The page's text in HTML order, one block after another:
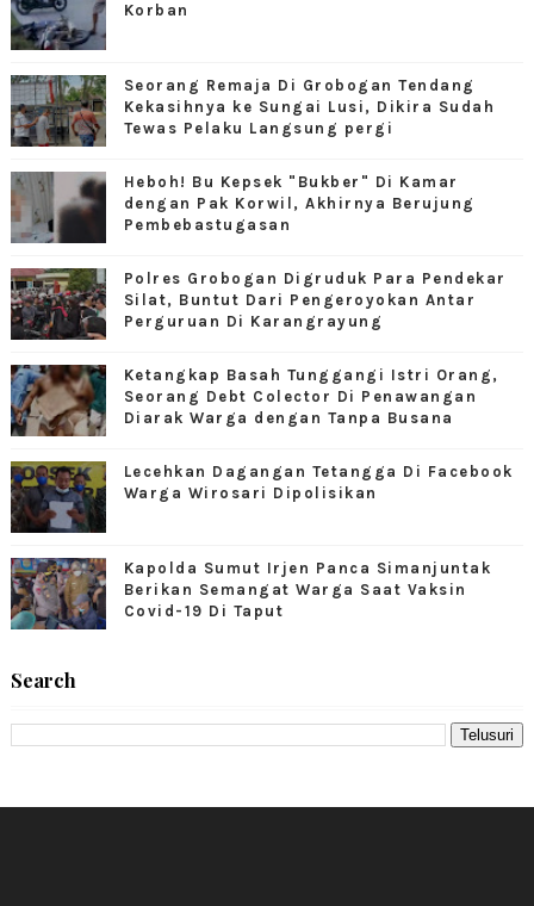
Korban
Seorang Remaja Di Grobogan Tendang
Kekasihnya ke Sungai Lusi, Dikira Sudah
Tewas Pelaku Langsung pergi
Heboh! Bu Kepsek "Bukber" Di Kamar
dengan Pak Korwil, Akhirnya Berujung
Pembebastugasan
Polres Grobogan Digruduk Para Pendekar
Silat, Buntut Dari Pengeroyokan Antar
Perguruan Di Karangrayung
Ketangkap Basah Tunggangi Istri Orang,
Seorang Debt Colector Di Penawangan
Diarak Warga dengan Tanpa Busana
Lecehkan Dagangan Tetangga Di Facebook
Warga Wirosari Dipolisikan
Kapolda Sumut Irjen Panca Simanjuntak
Berikan Semangat Warga Saat Vaksin
Covid-19 Di Taput
Search